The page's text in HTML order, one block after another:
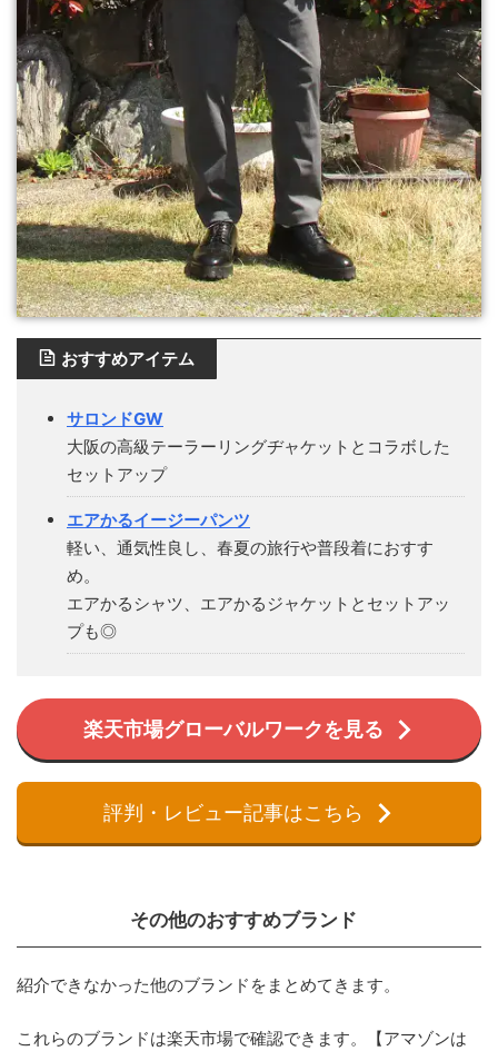
おすすめアイテム
サロンドGW
大阪の高級テーラーリングヂャケットとコラボした
セットアップ
エアかるイージーパンツ
軽い、通気性良し、春夏の旅行や普段着におすす
め。
エアかるシャツ、エアかるジャケットとセットアッ
プも◎
楽天市場グローバルワークを見る
評判・レビュー記事はこちら
その他のおすすめブランド
紹介できなかった他のブランドをまとめてきます。
これらのブランドは楽天市場で確認できます。【アマゾンは